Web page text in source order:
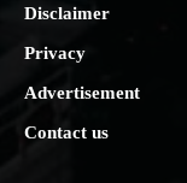
Disclaimer
Privacy
Advertisement
Contact us